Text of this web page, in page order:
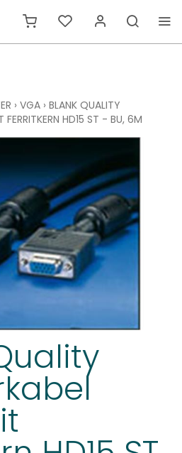
› VGA › BLANK QUALITY
HD15 ST - BU, 6M